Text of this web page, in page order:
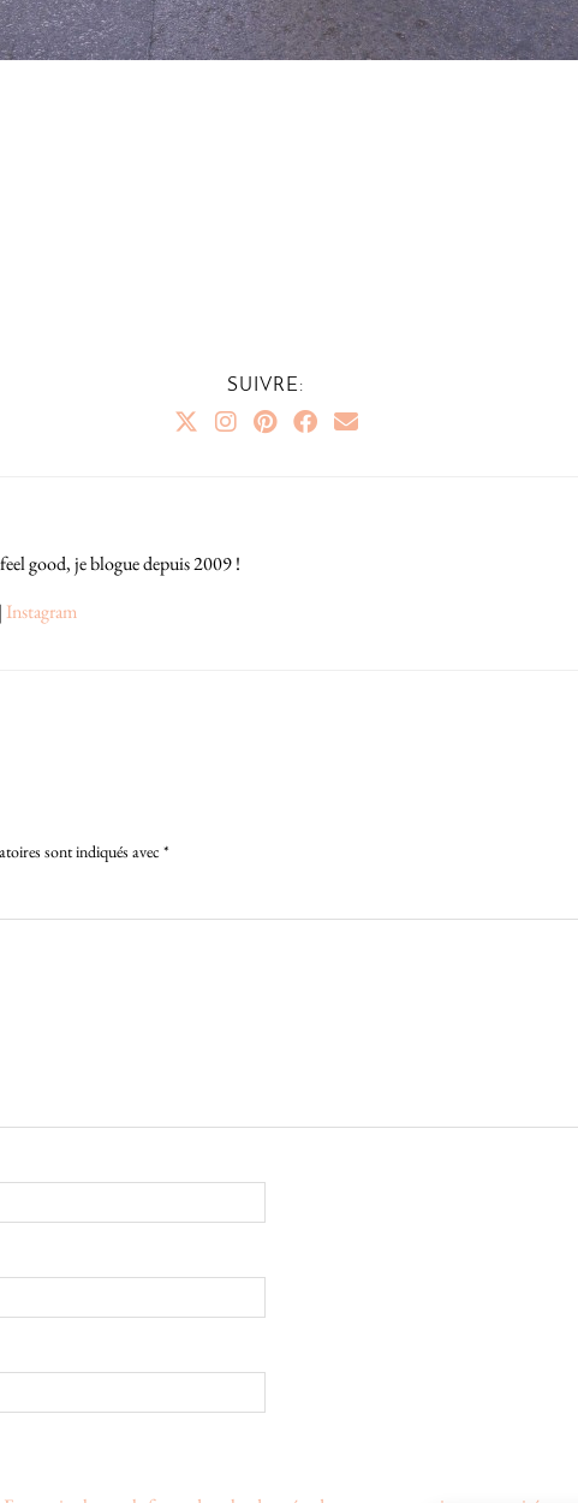
SUIVRE:
good, je blogue depuis 2009 !
| Instagram
sont indiqués avec *